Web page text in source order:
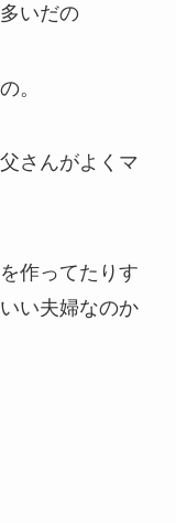
いだの
。
さんがよくマ
作ってたりす
い夫婦なのか